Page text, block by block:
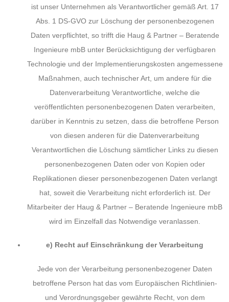
ist unser Unternehmen als Verantwortlicher gemäß Art. 17
Abs. 1 DS-GVO zur Löschung der personenbezogenen
Daten verpflichtet, so trifft die Haug & Partner – Beratende
Ingenieure mbB unter Berücksichtigung der verfügbaren
Technologie und der Implementierungskosten angemessene
Maßnahmen, auch technischer Art, um andere für die
Datenverarbeitung Verantwortliche, welche die
veröffentlichten personenbezogenen Daten verarbeiten,
darüber in Kenntnis zu setzen, dass die betroffene Person
von diesen anderen für die Datenverarbeitung
Verantwortlichen die Löschung sämtlicher Links zu diesen
personenbezogenen Daten oder von Kopien oder
Replikationen dieser personenbezogenen Daten verlangt
hat, soweit die Verarbeitung nicht erforderlich ist. Der
Mitarbeiter der Haug & Partner – Beratende Ingenieure mbB
wird im Einzelfall das Notwendige veranlassen.
e) Recht auf Einschränkung der Verarbeitung
Jede von der Verarbeitung personenbezogener Daten
betroffene Person hat das vom Europäischen Richtlinien-
und Verordnungsgeber gewährte Recht, von dem